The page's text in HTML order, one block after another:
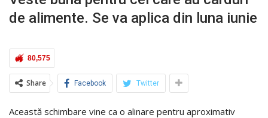
de alimente. Se va aplica din luna iunie
80,575
Share Facebook Twitter
Această schimbare vine ca o alinare pentru aproximativ